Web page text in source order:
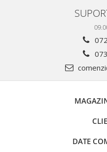
DATE